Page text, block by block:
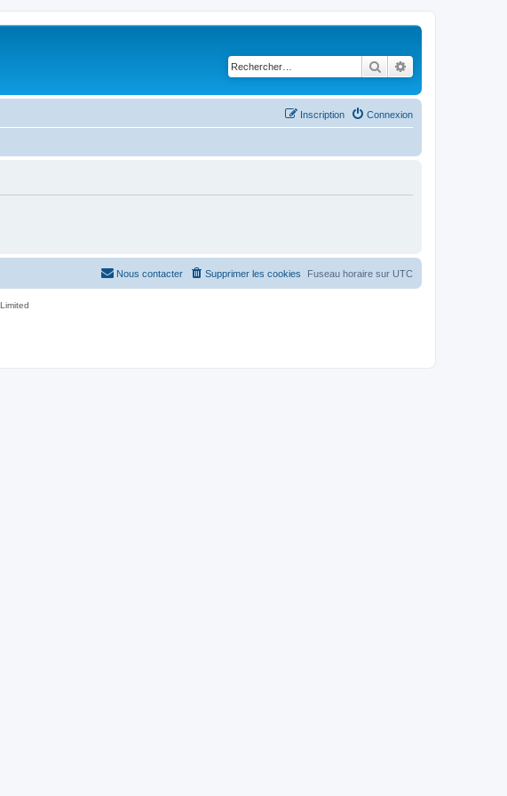
Rechercher
Connexion
Inscription
Fuseau horaire sur UTC
Supprimer les cookies
Nous contacter